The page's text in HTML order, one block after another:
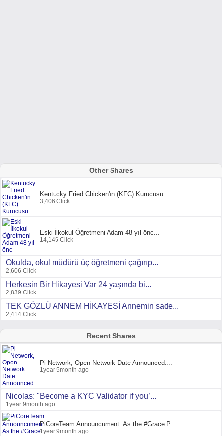
Other Shares
Kentucky Fried Chicken'ın (KFC) Kurucusu...
3,406 Click
Eski İlkokul Öğretmeni Adam 48 yıl önc...
14,145 Click
Okulda, okul müdürü üç öğretmeni çağırıp...
2,606 Click
Herkesin Bir Hikayesi Var 24 yaşında bi...
2,839 Click
TEK GÖZLÜ ANNEM HİKAYESİ Annemin sade...
2,414 Click
Recent Shares
Pi Network, Open Network Date Announced:...
1year 5month ago
Nicolas: "Become a KYC Validator if you’...
1year 9month ago
PiCoreTeam Announcument: As the #Grace P...
1year 9month ago